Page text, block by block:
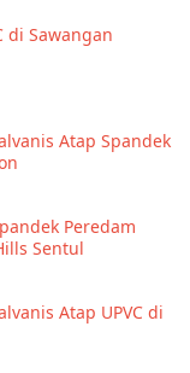
di Sawangan
Atap Spandek
Peredam
Sentul
Atap UPVC di